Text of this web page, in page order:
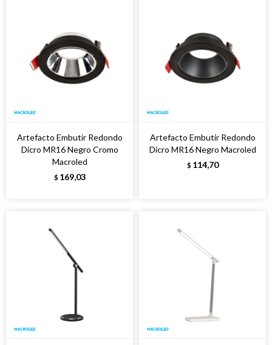
Artefacto Embutir Redondo
Dicro MR16 Negro Cromo
Macroled
$ 169,03
Artefacto Embutir Redondo
Dicro MR16 Negro Macroled
$ 114,70